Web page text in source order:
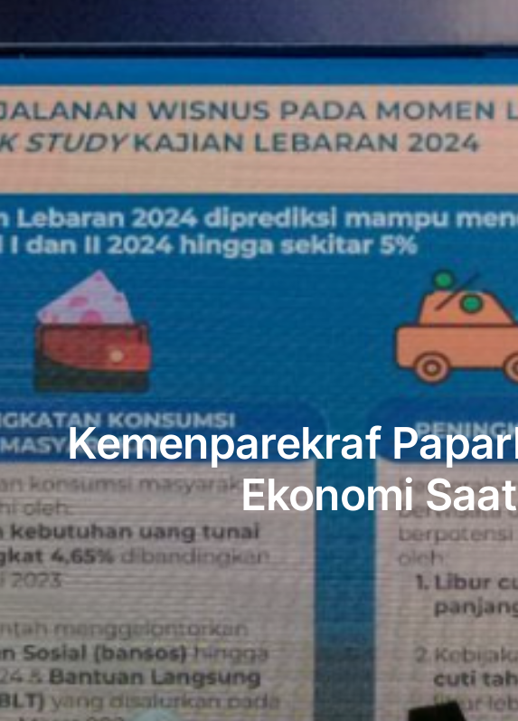
Kemenparekraf
Ekonomi